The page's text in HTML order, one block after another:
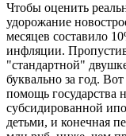
Чтобы оценить
удорожание
месяцев составило
инфляции.
"стандартной"
буквально за год.
помощь государства
субсидированной
детьми, и конечная